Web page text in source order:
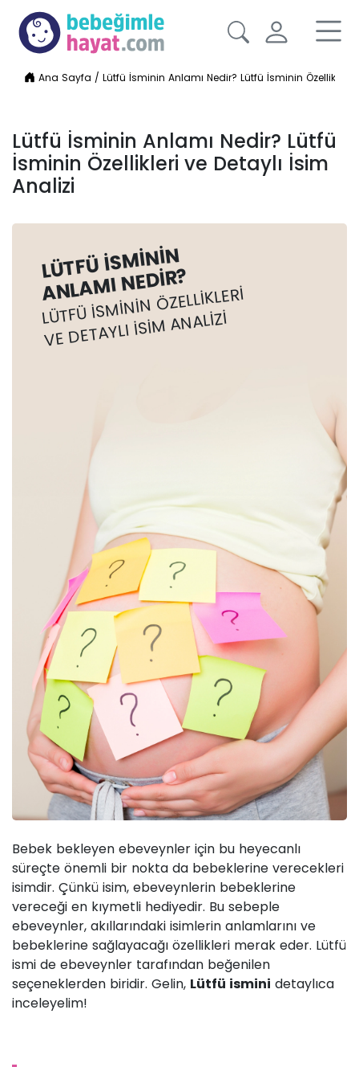
Ana Sayfa /Lütfü İsminin Anlamı Nedir? Lütfü İsminin Özellikleri
Lütfü İsminin Anlamı Nedir? Lütfü
İsminin Özellikleri ve Detaylı İsim
Analizi
LÜTFÜ İSMININ
ANLAMI NEDIR?
LÜTFÜ İSMININ ÖZELLIKLERI
VE DETAYLI İSIM ANALIZI
Bebek bekleyen ebeveynler için bu heyecanlı
süreçte önemli bir nokta da bebeklerine verecekleri
isimdir. Çünkü isim, ebeveynlerin bebeklerine
vereceği en kıymetli hediyedir. Bu sebeple
ebeveynler, akıllarındaki isimlerin anlamlarını ve
bebeklerine sağlayacağı özellikleri merak eder. Lütfü
ismi de ebeveynler tarafından beğenilen
seçeneklerden biridir. Gelin, Lütfü ismini detaylıca
inceleyelim!